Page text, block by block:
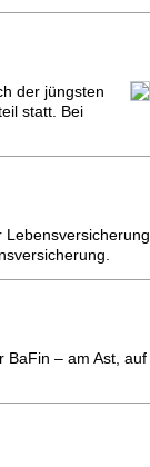
der jüngsten
statt. Bei
BaFin – am Ast, auf